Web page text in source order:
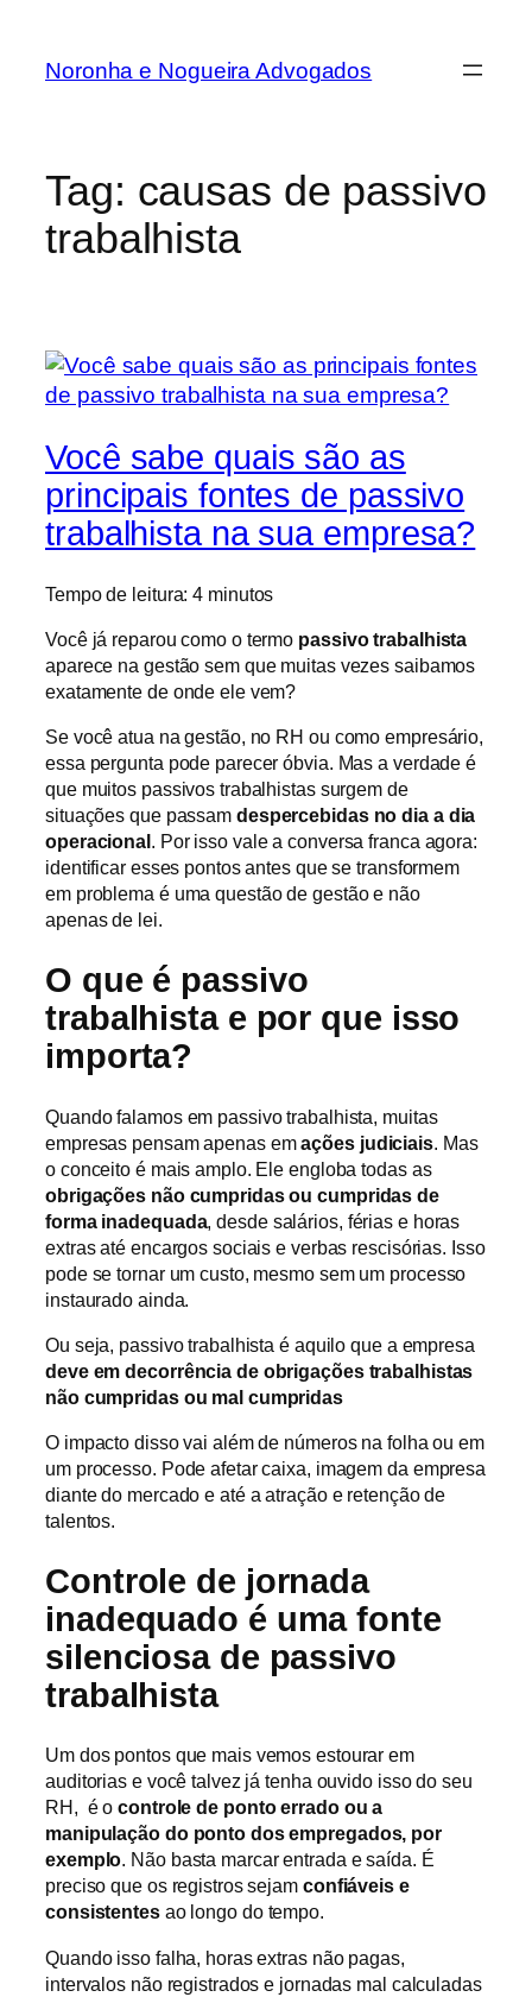
Noronha e Nogueira Advogados
Tag: causas de passivo
trabalhista
Você sabe quais são as
principais fontes de passivo
trabalhista na sua empresa?
Tempo de leitura:4 minutos
Você já reparou como o termo passivo trabalhista
aparece na gestão sem que muitas vezes saibamos
exatamente de onde ele vem?
Se você atua na gestão, no RH ou como empresário,
essa pergunta pode parecer óbvia. Mas a verdade é
que muitos passivos trabalhistas surgem de
situações que passam despercebidas no dia a dia
operacional. Por isso vale a conversa franca agora:
identificar esses pontos antes que se transformem
em problema é uma questão de gestão e não
apenas de lei.
O que é passivo
trabalhista e por que isso
importa?
Quando falamos em passivo trabalhista, muitas
empresas pensam apenas emações judiciais. Mas
o conceito é mais amplo. Ele engloba todas as
obrigações não cumpridas ou cumpridas de
forma inadequada , desde salários, férias e horas
extras até encargos sociais e verbas rescisórias. Isso
pode se tornar um custo, mesmo sem um processo
instaurado ainda.
Ou seja, passivo trabalhista é aquilo que a empresa
deve em decorrência de obrigações trabalhistas
não cumpridas ou mal cumpridas
O impacto disso vai além de números na folha ou em
um processo. Pode afetar caixa, imagem da empresa
diante do mercado e até a atração e retenção de
talentos.
Controle de jornada
inadequado é uma fonte
silenciosa de passivo
trabalhista
Um dos pontos que mais vemos estourar em
auditorias e você talvez já tenha ouvido isso do seu
RH, é ocontrole de ponto errado ou a
manipulação do ponto dos empregados, por
exemplo. Não basta marcar entrada e saída. É
preciso que os registros sejam confiáveis e
consistentesao longo do tempo.
Quando isso falha, horas extras não pagas,
intervalos não registrados e jornadas mal calculadas